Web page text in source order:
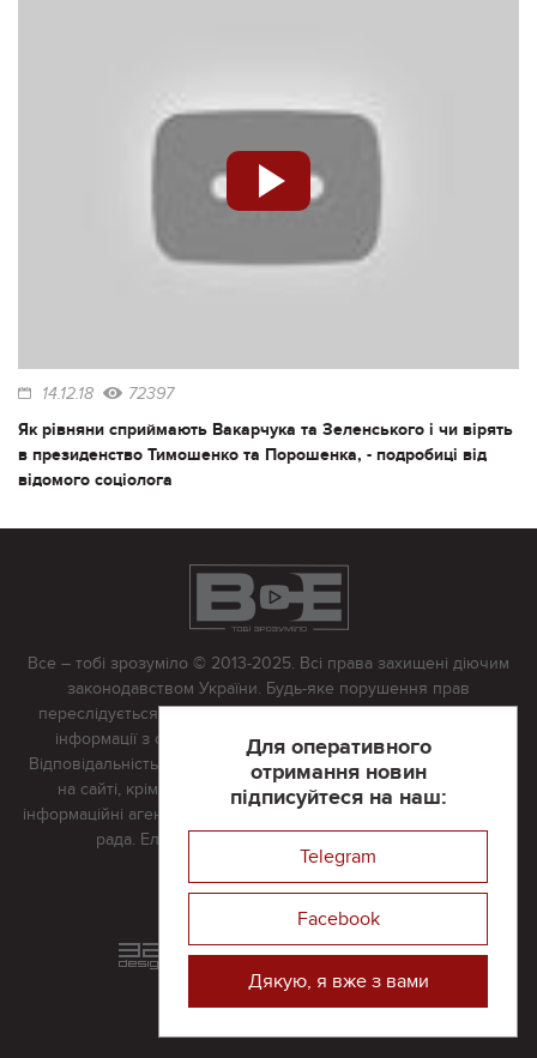
14.12.18 72397
Як рівняни сприймають Вакарчука та Зеленського і чи вірять
в президенство Тимошенко та Порошенка, - подробиці від
відомого соціолога
Для оперативного
отримання новин
підписуйтеся на наш:
Telegram
Facebook
Дякую, я вже з вами
Все – тобі зрозуміло © 2013-2025. Всі права захищені діючим
законодавством України. Будь-яке порушення прав
переслідується в судовому порядку. Будь-яке відтворення
інформації з сайту тільки з письмово дозволу редакції.
Відповідальність за достовірність усіх матеріалів, розміщених
на сайті, крім матеріалів, які містять посилання на інші
інформаційні агентства або інтернет-видання, несе редакційна
рада. Електронна пошта:
Реклама на сайті
Розроблений та підтримується